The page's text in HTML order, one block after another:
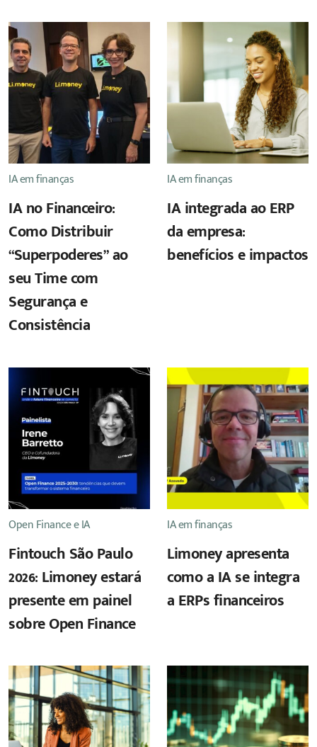
IA em finanças
IA no Financeiro:
Como Distribuir
“Superpoderes” ao
seu Time com
Segurança e
Consistência
IA em finanças
IA integrada ao ERP
da empresa:
benefícios e impactos
Open Finance e IA
Fintouch São Paulo
2026: Limoney estará
presente em painel
sobre Open Finance
IA em finanças
Limoney apresenta
como a IA se integra
a ERPs financeiros